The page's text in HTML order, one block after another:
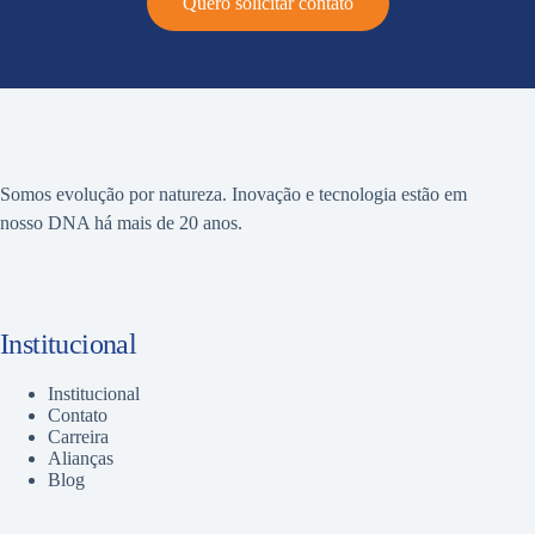
Somos evolução por natureza. Inovação e tecnologia estão em
nosso DNA há mais de 20 anos.
Institucional
Institucional
Contato
Carreira
Alianças
Blog